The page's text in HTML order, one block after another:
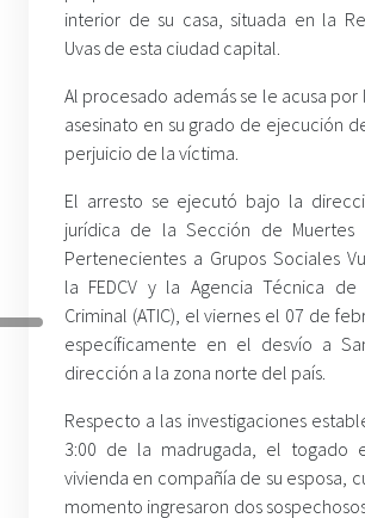
interior de su casa, situada en la
Uvas de esta ciudad capital.
Al procesado además se le acusa
asesinato en su grado de ejecución
perjuicio de la víctima.
El arresto se ejecutó bajo la
jurídica de la Sección de Muertes
Pertenecientes a Grupos Sociales
la FEDCV y la Agencia Técnica de
Criminal (ATIC), el viernes el 07 de
específicamente en el desvío a
dirección a la zona norte del país.
Respecto a las investigaciones
3:00 de la madrugada, el togado
vivienda en compañía de su esposa,
momento ingresaron dos